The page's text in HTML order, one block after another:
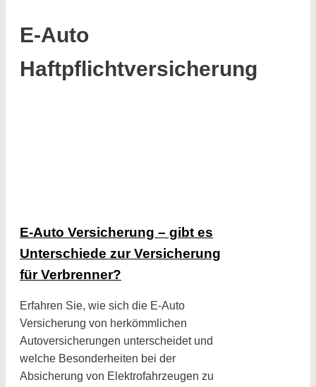
E-Auto
Haftpflichtversicherung
E-Auto Versicherung – gibt es
Unterschiede zur Versicherung
für Verbrenner?
Erfahren Sie, wie sich die E-Auto
Versicherung von herkömmlichen
Autoversicherungen unterscheidet und
welche Besonderheiten bei der
Absicherung von Elektrofahrzeugen zu